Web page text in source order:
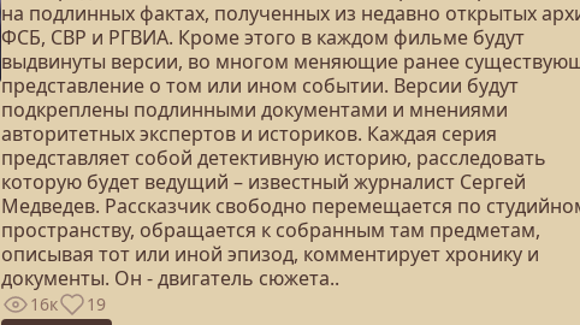
на подлинных фактах, полученных из недавно открытых
ФСБ, СВР и РГВИА. Кроме этого в каждом фильме будут
выдвинуты версии, во многом меняющие ранее
представление о том или ином событии. Версии будут
подкреплены подлинными документами и мнениями
авторитетных экспертов и историков. Каждая серия
представляет собой детективную историю, расследовать
которую будет ведущий – известный журналист Сергей
Медведев. Рассказчик свободно перемещается по
пространству, обращается к собранным там предметам,
описывая тот или иной эпизод, комментирует хронику и
документы. Он - двигатель сюжета..
16к 19